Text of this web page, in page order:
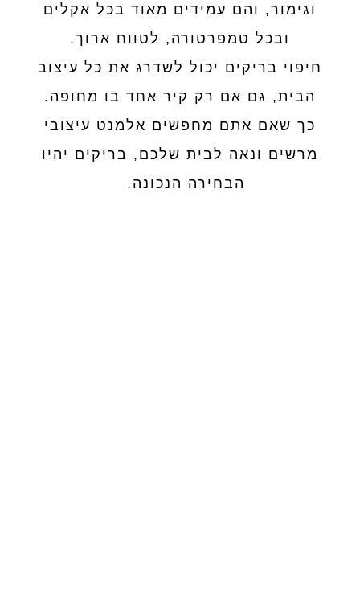
וגימור, והם עמידים מאוד בכל אקלים
ובכל טמפרטורה, לטווח ארוך.
חיפוי בריקים יכול לשדרג את כל עיצוב
הבית, גם אם רק קיר אחד בו מחופה.
כך שאם אתם מחפשים אלמנט עיצובי
מרשים ונאה לבית שלכם, בריקים יהיו
הבחירה הנכונה.